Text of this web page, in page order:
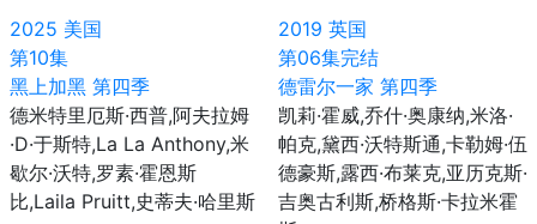
2025 美国
第10集
黑上加黑 第四季
德米特里厄斯·西普,阿夫拉姆
·D·于斯特,La La Anthony,米
歇尔·沃特,罗素·霍恩斯
比,Laila Pruitt,史蒂夫·哈里斯
2019 英国
第06集完结
德雷尔一家 第四季
凯莉·霍威,乔什·奥康纳,米洛·
帕克,黛西·沃特斯通,卡勒姆·伍
德豪斯,露西·布莱克,亚历克斯·
吉奥古利斯,桥格斯·卡拉米霍